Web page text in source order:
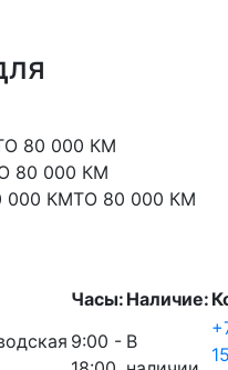
80 000 КМ
80 000 КМ
000 КМТО 80 000 КМ
Часы: Наличие:
9:00 - В